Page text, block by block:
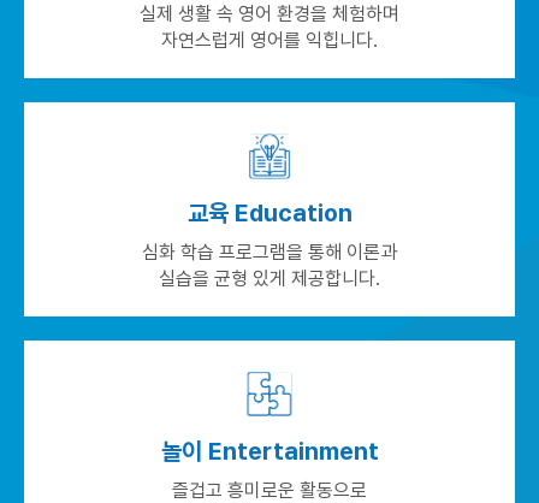
실제 생활 속 영어 환경을 체험하며
자연스럽게 영어를 익힙니다.
교육 Education
심화 학습 프로그램을 통해 이론과
실습을 균형 있게 제공합니다.
놀이 Entertainment
즐겁고 흥미로운 활동으로